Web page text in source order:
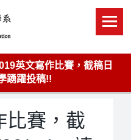
英文寫作比賽，截稿日
踴躍投稿!!
比賽，截